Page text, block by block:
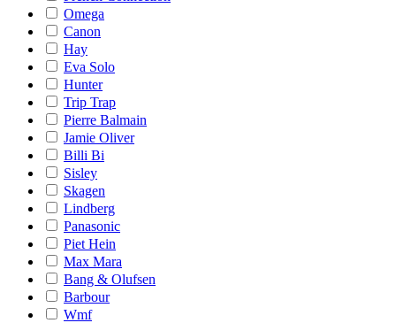
Omega
Canon
Hay
Eva Solo
Hunter
Trip Trap
Pierre Balmain
Jamie Oliver
Billi Bi
Sisley
Skagen
Lindberg
Panasonic
Piet Hein
Max Mara
Bang & Olufsen
Barbour
Wmf